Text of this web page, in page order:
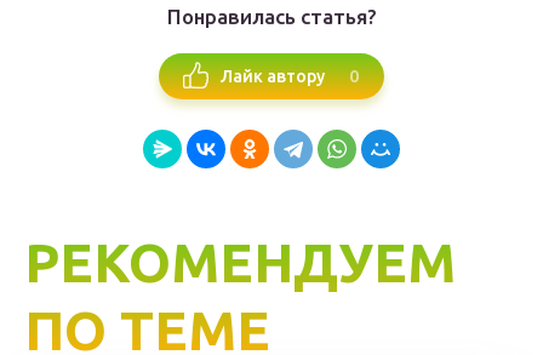
Понравилась статья?
Лайк автору 0
РЕКОМЕНДУЕМ
ПО ТЕМЕ